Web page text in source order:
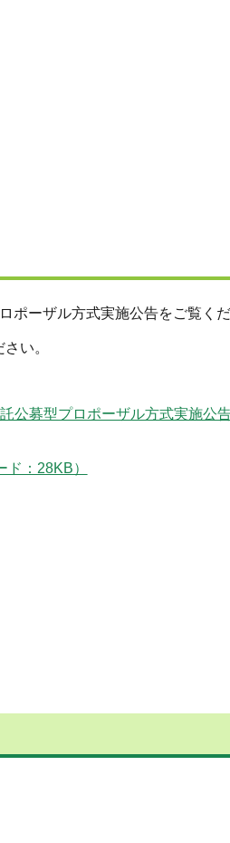
ポーザル方式実施公告をご覧くだ
い。
公募型プロポーザル方式実施公
：28KB）